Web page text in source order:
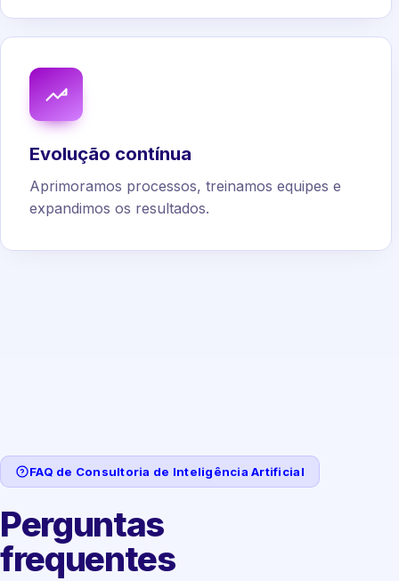
Evolução contínua
Aprimoramos processos, treinamos equipes e
expandimos os resultados.
FAQ de Consultoria de Inteligência Artificial
Perguntas
frequentes